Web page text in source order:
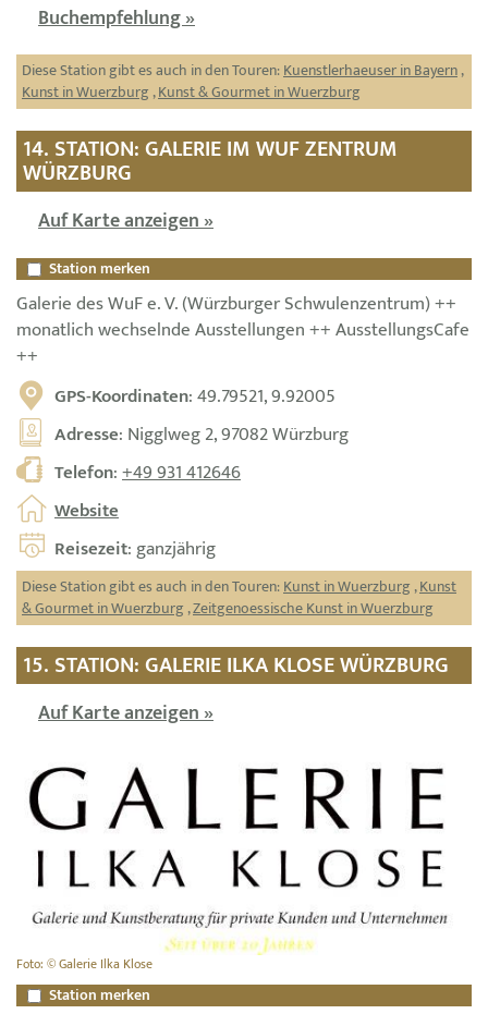
Buchempfehlung »
Diese Station gibt es auch in den Touren:Kuenstlerhaeuser in Bayern,
Kunst in Wuerzburg ,Kunst & Gourmet in Wuerzburg
14. STATION: GALERIE IM WUF ZENTRUM
WÜRZBURG
Auf Karte anzeigen »
Station merken
Galerie des WuF e. V. (Würzburger Schwulenzentrum) ++
monatlich wechselnde Ausstellungen ++ AusstellungsCafe
++
GPS-Koordinaten: 49.79521, 9.92005
Adresse: Nigglweg 2, 97082 Würzburg
Telefon:+49 931 412646
Website
Reisezeit: ganzjährig
Diese Station gibt es auch in den Touren:Kunst in Wuerzburg ,Kunst
& Gourmet in Wuerzburg ,Zeitgenoessische Kunst in Wuerzburg
15. STATION: GALERIE ILKA KLOSE WÜRZBURG
Auf Karte anzeigen »
Foto: © Galerie Ilka Klose
Station merken